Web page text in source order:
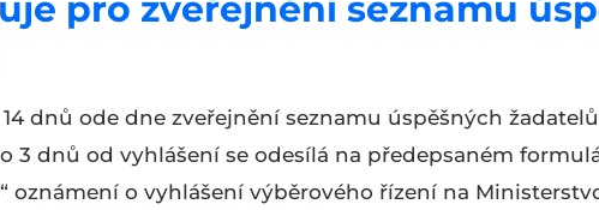
pro zveřejnění seznamu
dnů ode dne zveřejnění seznamu úspěšných
3 dnů od vyhlášení se odesílá na předepsaném
oznámení o vyhlášení výběrového řízení na